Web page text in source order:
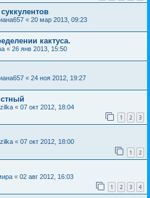
« 20 мар 2013, 09:23
кактуса.
« 26 янв 2013, 15:50
« 24 ноя 2012, 19:27
« 07 окт 2012, 18:04
1 2 3
« 07 окт 2012, 18:00
1 2
« 02 авг 2012, 16:03
1 2 3 4